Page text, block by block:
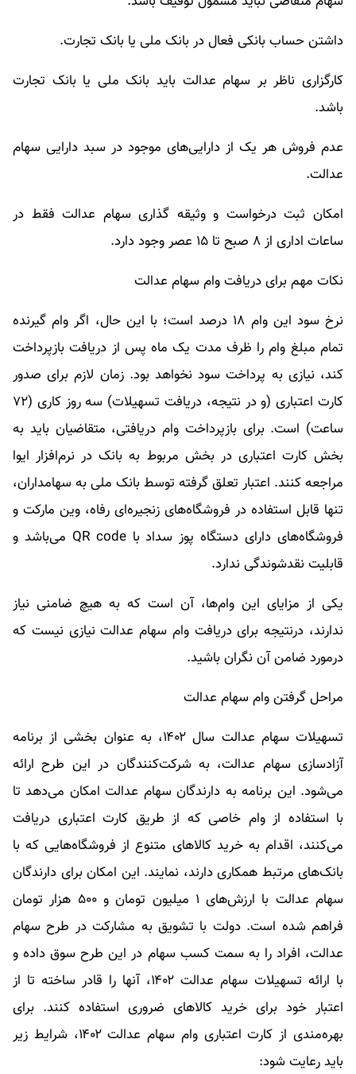
داشتن حساب بانکی فعال در بانک ملی یا بانک تجارت.
کارگزاری ناظر بر سهام عدالت باید بانک ملی یا بانک تجارت
باشد.
عدم فروش هر یک از دارایی‌های موجود در سبد دارایی سهام
عدالت.
امکان ثبت درخواست و وثیقه گذاری سهام عدالت فقط در
ساعات اداری از ۸ صبح تا ۱۵ عصر وجود دارد.
نکات مهم برای دریافت وام سهام عدالت
نرخ سود این وام ۱۸ درصد است؛ با این حال، اگر وام‌ گیرنده
تمام مبلغ وام را ظرف مدت یک ماه پس از دریافت بازپرداخت
کند، نیازی به پرداخت سود نخواهد بود. زمان لازم برای صدور
کارت اعتباری (و در نتیجه، دریافت تسهیلات) سه روز کاری (۷۲
ساعت) است. برای بازپرداخت وام دریافتی، متقاضیان باید به
بخش کارت اعتباری در بخش مربوط به بانک در نرم‌افزار ایوا
مراجعه کنند. اعتبار تعلق گرفته توسط بانک ملی به سهامداران،
تنها قابل استفاده در فروشگاه‌های زنجیره‌ای رفاه، وین مارکت و
فروشگاه‌های دارای دستگاه پوز سداد با QR code می‌باشد و
قابلیت نقد‌شوندگی ندارد.
یکی از مزایای این وام‌ها، آن است که به هیچ ضامنی نیاز
ندارند، درنتیجه برای دریافت وام سهام عدالت نیازی نیست که
درمورد ضامن آن نگران باشید.
مراحل گرفتن وام سهام عدالت
تسهیلات سهام عدالت سال ۱۴۰۲، به عنوان بخشی از برنامه
آزادسازی سهام عدالت، به شرکت‌کنندگان در این طرح ارائه
می‌شود. این برنامه به دارندگان سهام عدالت امکان می‌دهد تا
با استفاده از وام خاصی که از طریق کارت اعتباری دریافت
می‌کنند، اقدام به خرید کالاهای متنوع از فروشگاه‌هایی که با
بانک‌های مرتبط همکاری دارند، نمایند. این امکان برای دارندگان
سهام عدالت با ارزش‌های ۱ میلیون تومان و ۵۰۰ هزار تومان
فراهم شده است. دولت با تشویق به مشارکت در طرح سهام
عدالت، افراد را به سمت کسب سهام در این طرح سوق داده و
با ارائه تسهیلات سهام عدالت ۱۴۰۲، آنها را قادر ساخته تا از
اعتبار خود برای خرید کالاهای ضروری استفاده کنند. برای
بهره‌مندی از کارت اعتباری وام سهام عدالت ۱۴۰۲، شرایط زیر
باید رعایت شود: